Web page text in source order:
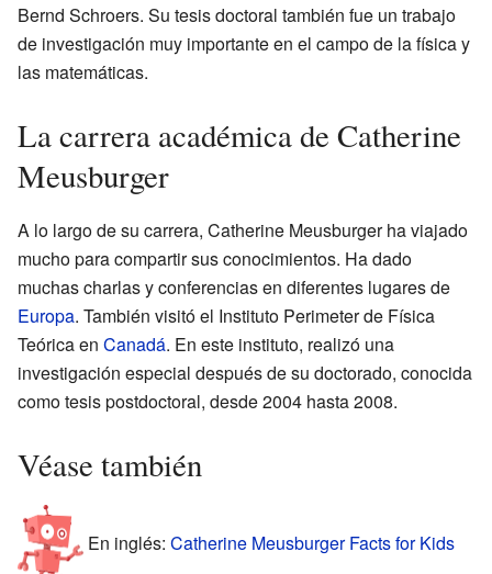
Bernd Schroers. Su tesis doctoral también fue un trabajo
de investigación muy importante en el campo de la física y
las matemáticas.
La carrera académica de Catherine
Meusburger
A lo largo de su carrera, Catherine Meusburger ha viajado
mucho para compartir sus conocimientos. Ha dado
muchas charlas y conferencias en diferentes lugares de
Europa. También visitó el Instituto Perimeter de Física
Teórica en Canadá. En este instituto, realizó una
investigación especial después de su doctorado, conocida
como tesis postdoctoral, desde 2004 hasta 2008.
Véase también
En inglés: Catherine Meusburger Facts for Kids